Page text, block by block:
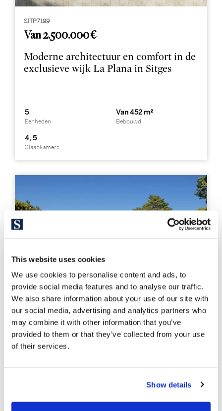
This website uses cookies
We use cookies to personalise content and ads, to
provide social media features and to analyse our traffic.
We also share information about your use of our site with
our social media, advertising and analytics partners who
may combine it with other information that you’ve
provided to them or that they’ve collected from your use
of their services.
Show details
SITP7199
Van 2.500.000 €
Moderne architectuur en comfort in de
exclusieve wijk La Plana in Sitges
5
Eenheden
Van 452 m²
Bebouwd
4, 5
Slaapkamers
SITP6857
Morell Apartments at INFINITUM –
gedefinieerd.